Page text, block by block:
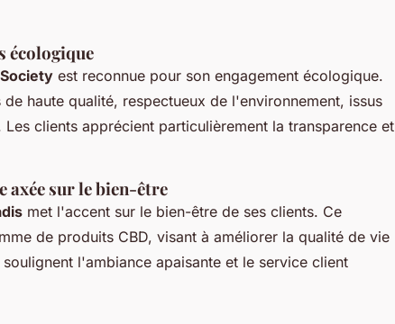
écologique
est reconnue pour son engagement écologique.
haute qualité, respectueux de l'environnement, issus
clients apprécient particulièrement la transparence et
axée sur le bien-être
met l'accent sur le bien-être de ses clients. Ce
de produits CBD, visant à améliorer la qualité de vie
l'ambiance apaisante et le service client